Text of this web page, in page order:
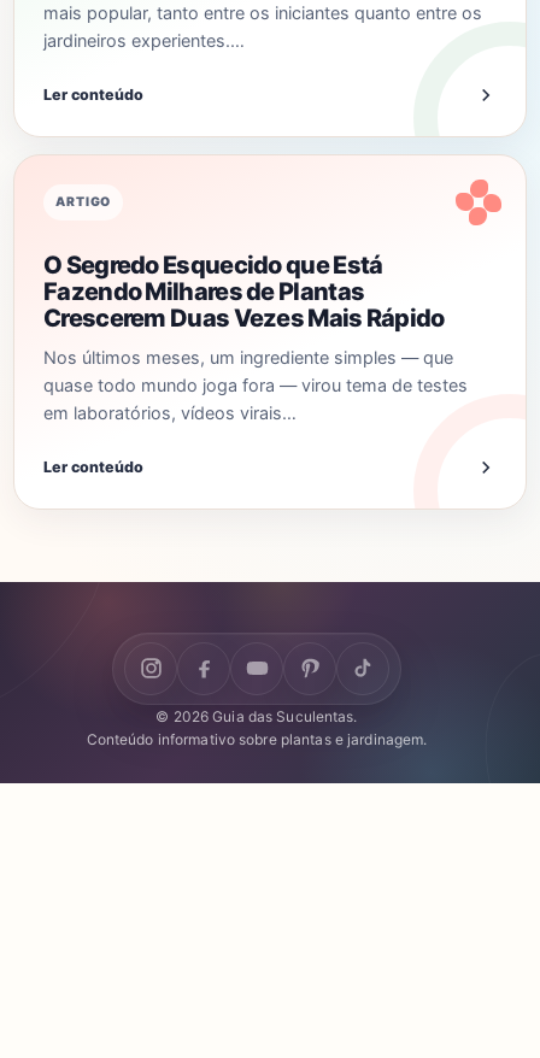
mais popular, tanto entre os iniciantes quanto entre os
jardineiros experientes.…
Ler conteúdo
ARTIGO
O Segredo Esquecido que Está
Fazendo Milhares de Plantas
Crescerem Duas Vezes Mais Rápido
Nos últimos meses, um ingrediente simples — que
quase todo mundo joga fora — virou tema de testes
em laboratórios, vídeos virais…
Ler conteúdo
© 2026 Guia das Suculentas.
Conteúdo informativo sobre plantas e jardinagem.